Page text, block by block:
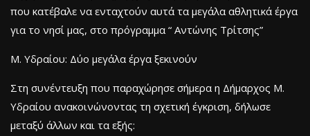
που κατέβαλε να ενταχτούν αυτά τα μεγάλα αθλητικά έργα
για το νησί μας, στο πρόγραμμα “ Αντώνης Τρίτσης”
Μ. Υδραίου: Δύο μεγάλα έργα ξεκινούν
Στη συνέντευξη που παραχώρησε σήμερα η Δήμαρχος Μ.
Υδραίου ανακοινώνοντας τη σχετική έγκριση, δήλωσε
μεταξύ άλλων και τα εξής: